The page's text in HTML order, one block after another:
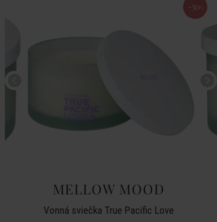
-50 %
MELLOW MOOD
Vonná sviečka True Pacific Love